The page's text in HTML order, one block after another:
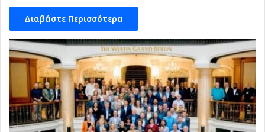
Διαβάστε Περισσότερα